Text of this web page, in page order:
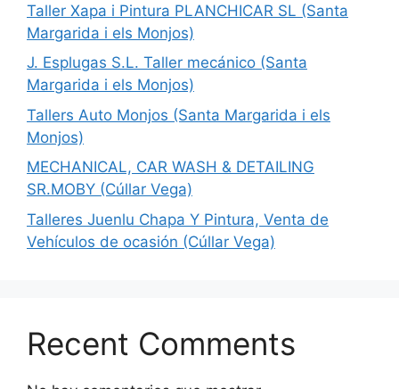
Taller Xapa i Pintura PLANCHICAR SL (Santa
Margarida i els Monjos)
J. Esplugas S.L. Taller mecánico (Santa
Margarida i els Monjos)
Tallers Auto Monjos (Santa Margarida i els
Monjos)
MECHANICAL, CAR WASH & DETAILING
SR.MOBY (Cúllar Vega)
Talleres Juenlu Chapa Y Pintura, Venta de
Vehículos de ocasión (Cúllar Vega)
Recent Comments